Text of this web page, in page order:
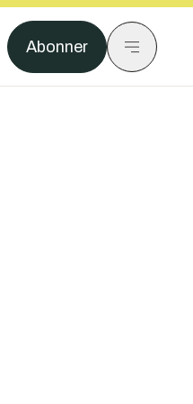
Abonner